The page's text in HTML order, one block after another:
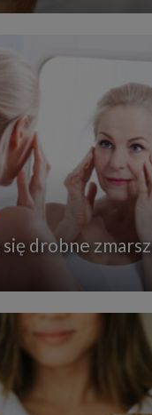
drobne